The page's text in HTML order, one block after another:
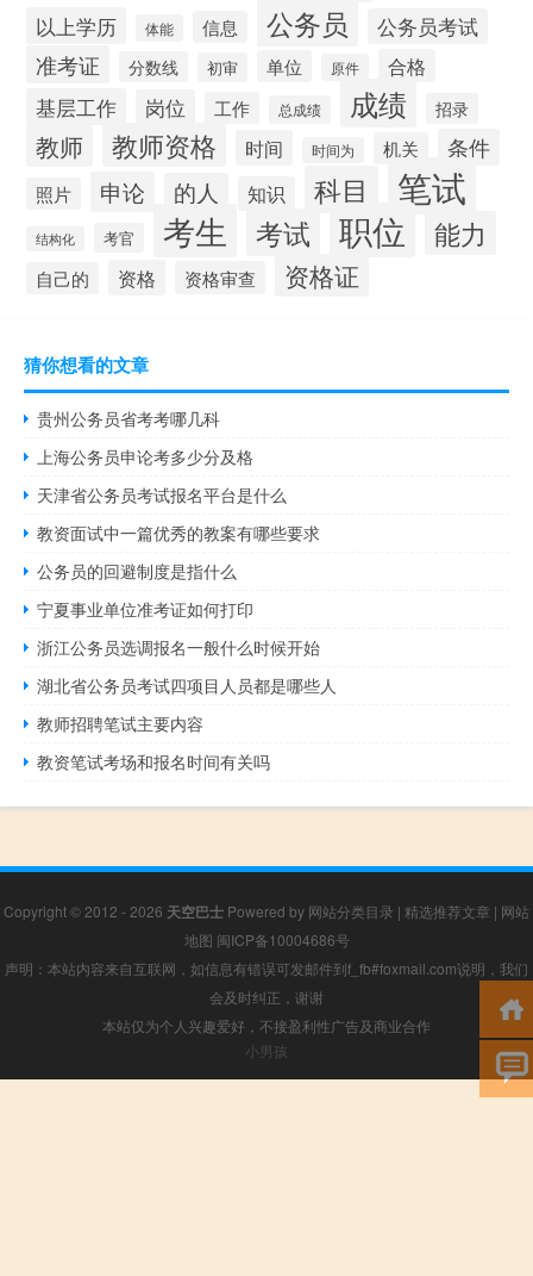
以上学历 体能 信息 公务员 公务员考试
准考证 分数线 初审 单位 原件 合格
基层工作 岗位 工作 总成绩 成绩 招录
教师 教师资格 时间 时间为 机关 条件
照片 申论 的人 知识 科目 笔试
结构化 考官 考生 考试 职位 能力
自己的 资格 资格审查 资格证
猜你想看的文章
贵州公务员省考考哪几科
上海公务员申论考多少分及格
天津省公务员考试报名平台是什么
教资面试中一篇优秀的教案有哪些要求
公务员的回避制度是指什么
宁夏事业单位准考证如何打印
浙江公务员选调报名一般什么时候开始
湖北省公务员考试四项目人员都是哪些人
教师招聘笔试主要内容
教资笔试考场和报名时间有关吗
Copyright © 2012 - 2026 天空巴士 Powered by 网站分类目录 | 精选推荐文章 | 网站
地图 闽ICP备10004686号
声明：本站内容来自互联网，如信息有错误可发邮件到f_fb#foxmail.com说明，我们
会及时纠正，谢谢
本站仅为个人兴趣爱好，不接盈利性广告及商业合作
小男孩